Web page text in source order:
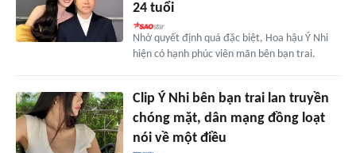
24 tuổi
Nhờ quyết định quá đặc biệt, Hoa hậu Ý Nhi
hiện có hạnh phúc viên mãn bên bạn trai.
Clip Ý Nhi bên bạn trai lan truyền
chóng mặt, dân mạng đồng loạt
nói về một điều